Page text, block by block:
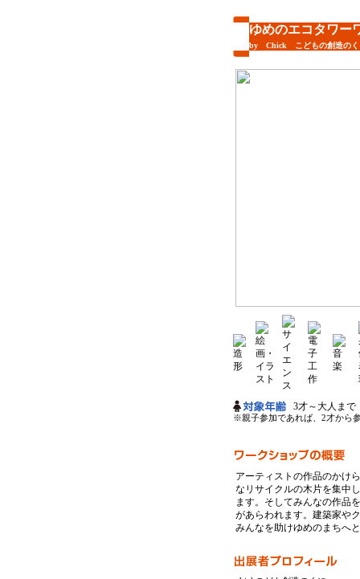
ゆめのエコタワー
by Chick こどもの創造の
3才～大人まで
※親子参加であれば、2才から
アーティストの作品のかけ
なリサイクルの木片を集中
ます。そしてみんなの作品
があらわれます。建築家や
みんなを助けゆめのまちへ